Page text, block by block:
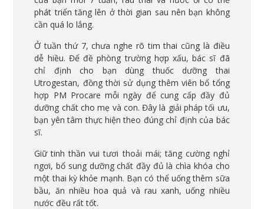
phát triển tăng lên ở thời gian sau nên bạn không
cần quá lo lắng.
Ở tuần thứ 7, chưa nghe rõ tim thai cũng là điều
dễ hiều. Để đề phòng trường hợp xấu, bác sĩ đã
chỉ định cho bạn dùng thuốc dưỡng thai
Utrogestan, đồng thời sử dụng thêm viên bổ tổng
hợp PM Procare mỗi ngày để cung cấp đầy đủ
dưỡng chất cho mẹ và con. Đây là giải pháp tối ưu,
bạn yên tâm thực hiện theo đúng chỉ định của bác
sĩ.
Giữ tinh thần vui tươi thoải mái; tăng cường nghỉ
ngơi, bổ sung dưỡng chất đầy đủ là chìa khóa cho
một thai kỳ khỏe mạnh. Bạn có thể uống thêm sữa
bầu, ăn nhiều hoa quả và rau xanh, uống nhiều
nước đều rất tốt.